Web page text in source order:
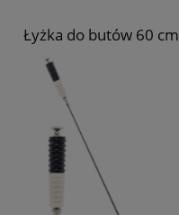
Łyżka do butów 60 cm